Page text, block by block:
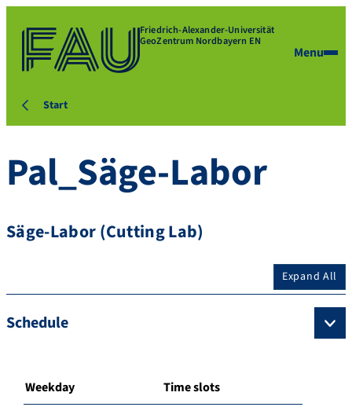
Friedrich-Alexander-Universität
GeoZentrum Nordbayern EN
Menu
Start
Pal_Säge-Labor
Säge-Labor (Cutting Lab)
Expand All
Schedule
Weekday Time slots